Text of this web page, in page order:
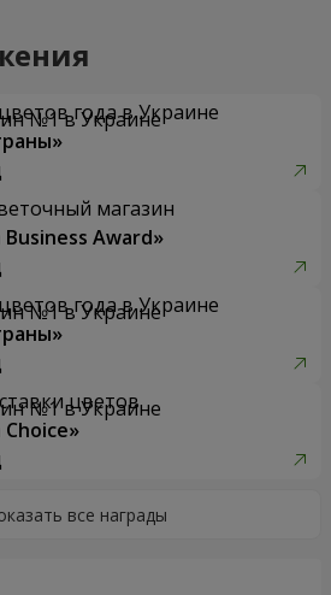
года в Украине
магазин
Award»
года в Украине
цветов